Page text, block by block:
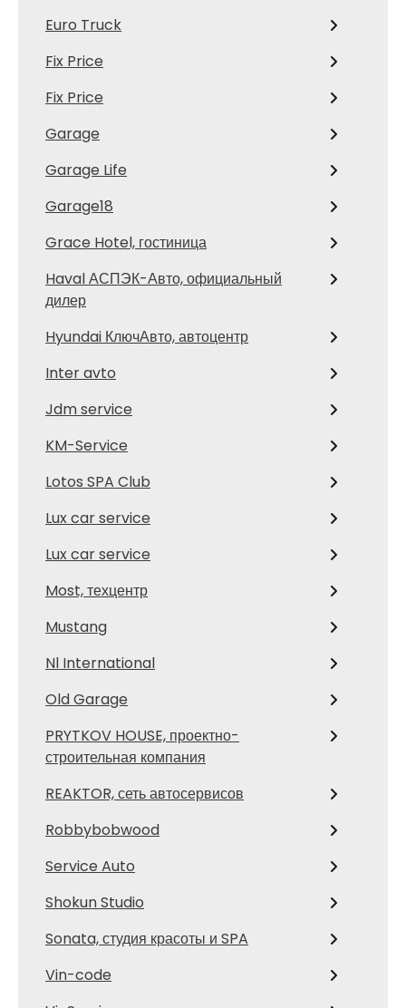
Euro Truck
Fix Price
Fix Price
Garage
Garage Life
Garage18
Grace Hotel, гостиница
Haval АСПЭК-Авто, официальный
дилер
Hyundai КлючАвто, автоцентр
Inter avto
Jdm service
KM-Service
Lotos SPA Club
Lux car service
Lux car service
Most, техцентр
Mustang
Nl International
Old Garage
PRYTKOV HOUSE, проектно-
строительная компания
REAKTOR, сеть автосервисов
Robbybobwood
Service Auto
Shokun Studio
Sonata, студия красоты и SPA
Vin-code